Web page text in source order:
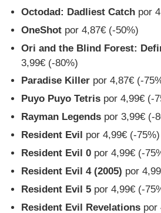
Octodad: Dadliest Catch por
OneShot por 4,87€ (-50%)
Ori and the Blind Forest:
3,99€ (-80%)
Paradise Killer por 4,87€ (-
Puyo Puyo Tetris por 4,99€ (-
Rayman Legends por 3,99€ (-
Resident Evil por 4,99€ (-75%)
Resident Evil 0 por 4,99€ (-
Resident Evil 4 (2005) por
Resident Evil 5 por 4,99€ (-
Resident Evil Revelations por